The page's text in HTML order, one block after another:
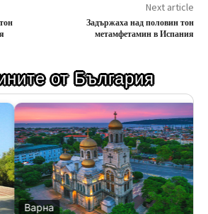
Next article
Задържаха над половин тон
метамфетамин в Испания
от България
Варна